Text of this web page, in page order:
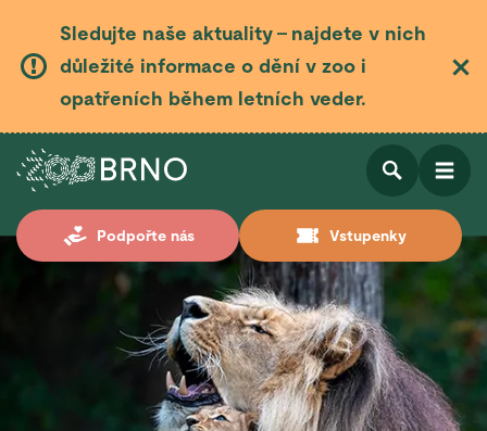
Sledujte naše aktuality – najdete v nich
důležité informace o dění v zoo i
opatřeních během letních veder.
Podpořte nás Vstupenky
Otevřít
Otevřít